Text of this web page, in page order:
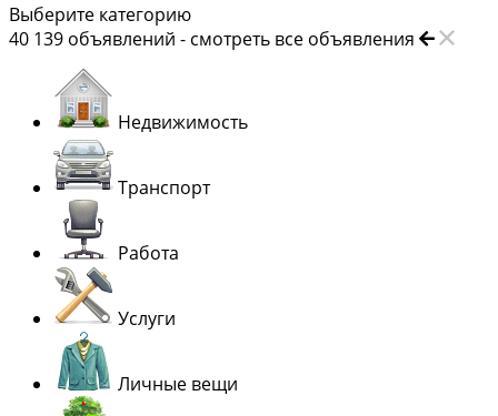
Выберите категорию
40 139 объявлений - смотреть все объявления
Недвижимость
Транспорт
Работа
Услуги
Личные вещи